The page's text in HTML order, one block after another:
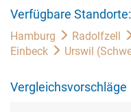
Verfügbare Standorte:
Hamburg Radolfzell
Einbeck
Urswil
Vergleichsvorschläge